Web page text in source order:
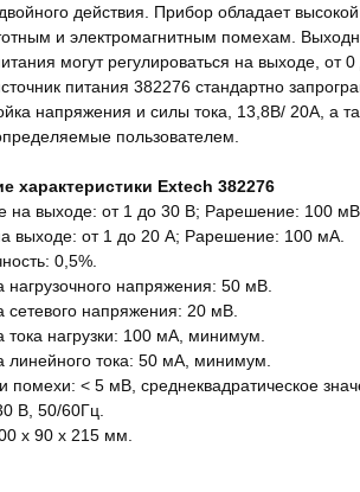
действия. Прибор обладает
и электромагнитным помехам.
могут регулироваться на выходе, от
питания 382276 стандартно
напряжения и силы тока, 13,8В/ 20А, а
пользователем.
характеристики Extech 382276
на выходе: от 1 до 30 В; Рарешение: 100 мВ.
выходе: от 1 до 20 А; Рарешение: 100 мА.
0,5%.
нагрузочного напряжения: 50 мВ.
сетевого напряжения: 20 мВ.
тока нагрузки: 100 мА, минимум.
линейного тока: 50 мА, минимум.
помехи: < 5 мВ, среднеквадратическое
В, 50/60Гц.
х 90 х 215 мм.